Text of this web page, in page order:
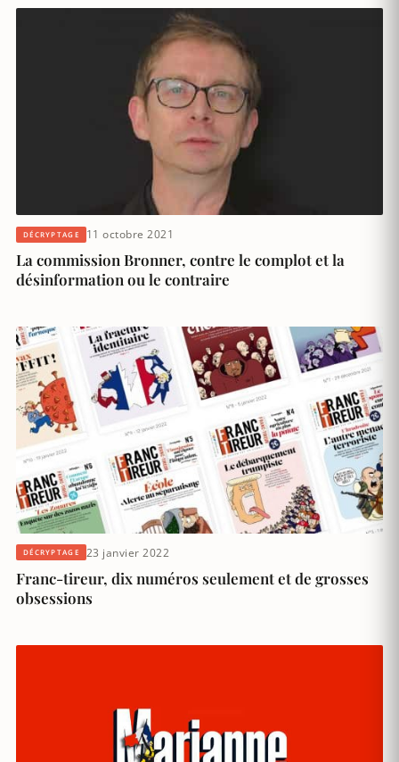
DÉCRYPTAGE 11 octobre 2021
La commission Bronner, contre le complot et la
désinformation ou le contraire
DÉCRYPTAGE 23 janvier 2022
Franc-tireur, dix numéros seulement et de grosses
obsessions